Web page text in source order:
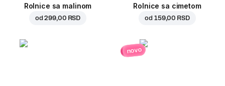
Rolnice sa malinom
od299,00 RSD
Rolnice sa cimetom
od 159,00 RSD
novo